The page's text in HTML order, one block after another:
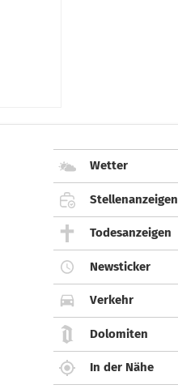
Wetter
Stellenanzeigen
Todesanzeigen
Newsticker
Verkehr
Dolomiten
In der Nähe